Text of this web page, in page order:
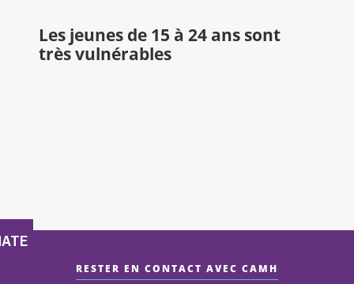
Les jeunes de 15 à 24 ans sont
très vulnérables
RESTER EN CONTACT AVEC CAMH